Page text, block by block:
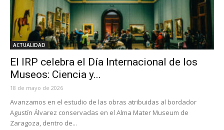
ACTUALIDAD
El IRP celebra el Día Internacional de los
Museos: Ciencia y...
18 de mayo de 2026
Avanzamos en el estudio de las obras atribuidas al bordador
Agustín Álvarez conservadas en el Alma Mater Museum de
Zaragoza, dentro de...